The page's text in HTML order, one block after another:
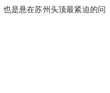
也是悬在苏州头顶最紧迫的问